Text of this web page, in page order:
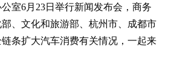
室6月23日举行新闻发布会，商务
、文化和旅游部、杭州市、成都市
条扩大汽车消费有关情况，一起来